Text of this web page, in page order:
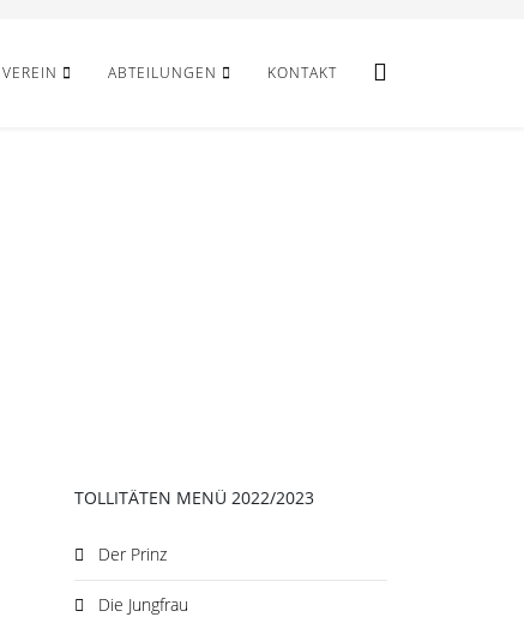
VEREIN ABTEILUNGEN KONTAKT
TOLLITÄTEN MENÜ 2022/2023
Der Prinz
Die Jungfrau